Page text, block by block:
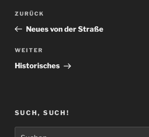
Beitragsnavigation
Vorheriger
Beitrag
ZURÜCK
Neues von der Straße
Nächster
Beitrag
WEITER
Historisches
SUCH, SUCH!